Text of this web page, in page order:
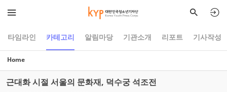
타임라인 카테고리 알림마당 기관소개 리포트 기사작성
Home
근대화 시절 서울의 문화재, 덕수궁 석조전
Sketchbook5, 스케치북5